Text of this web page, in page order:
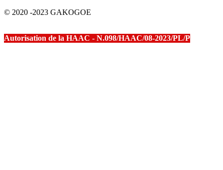
© 2020 -2023 GAKOGOE
Autorisation de la HAAC - N.098/HAAC/08-2023/PL/P